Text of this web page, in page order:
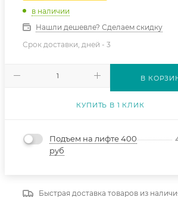
в наличии
Нашли дешевле? Сделаем скидку
Срок доставки, дней -3
В
КУПИТЬ В 1 КЛИК
Подъем на лифте 400
руб
Быстрая доставка товаров из